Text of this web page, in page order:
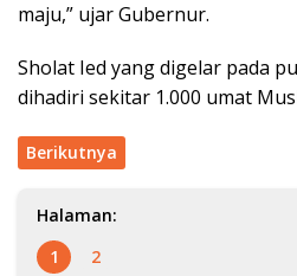
maju,” ujar Gubernur.
Sholat Ied yang digelar pada
dihadiri sekitar 1.000 umat
Berikutnya
Halaman:
1
2